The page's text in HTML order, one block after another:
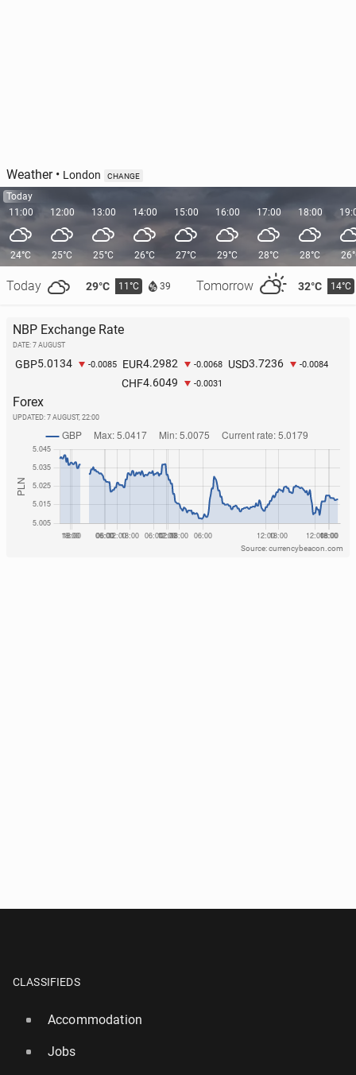
Weather• London CHANGE
Today
11:00
24°C
Today 29°C 11°C 39 Tomorrow 32°C 14°C
12:00
25°C
13:00
25°C
14:00
26°C
15:00
27°C
16:00
29°C
17:00
28°C
18:00
28°C
NBP Exchange Rate
DATE: 7 AUGUST
GBP5.0134 -0.0085 EUR4.2982 -0.0068 USD3.7236 -0.0084
CHF4.6049 -0.0031
Forex
UPDATED: 7 AUGUST, 22:00
Source: currencybeacon.com
CLASSIFIEDS
Accommodation
Jobs